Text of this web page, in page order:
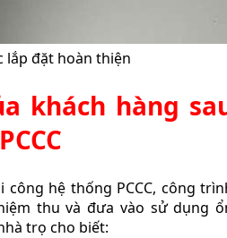
lắp đặt hoàn thiện
khách hàng
hệ thống PCCC, công
thu và đưa vào sử dụng
trọ cho biết: